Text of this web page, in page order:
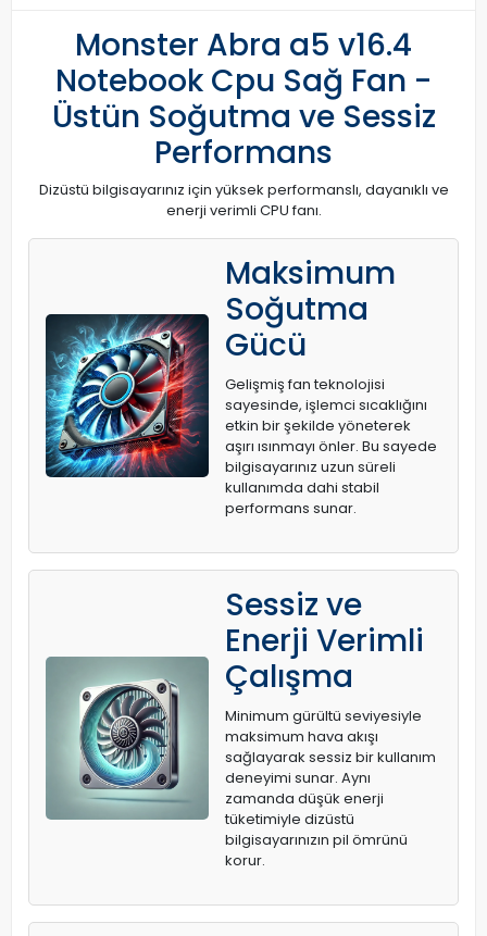
Monster Abra a5 v16.4
Notebook Cpu Sağ Fan -
Üstün Soğutma ve Sessiz
Performans
Dizüstü bilgisayarınız için yüksek performanslı, dayanıklı ve
enerji verimli CPU fanı.
Maksimum
Soğutma
Gücü
Gelişmiş fan teknolojisi
sayesinde, işlemci sıcaklığını
etkin bir şekilde yöneterek
aşırı ısınmayı önler. Bu sayede
bilgisayarınız uzun süreli
kullanımda dahi stabil
performans sunar.
Sessiz ve
Enerji Verimli
Çalışma
Minimum gürültü seviyesiyle
maksimum hava akışı
sağlayarak sessiz bir kullanım
deneyimi sunar. Aynı
zamanda düşük enerji
tüketimiyle dizüstü
bilgisayarınızın pil ömrünü
korur.